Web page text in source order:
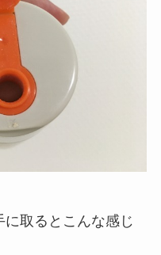
取るとこんな感じ